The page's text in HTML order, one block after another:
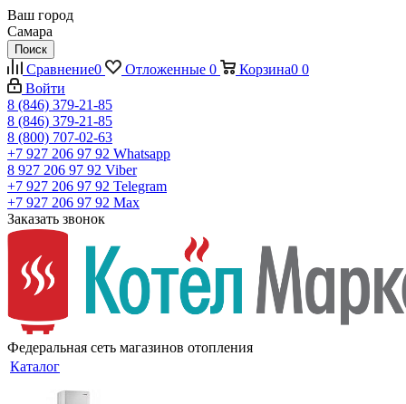
Ваш город
Самара
Поиск
Сравнение0 Отложенные 0 Корзина0 0
Войти
8 (846) 379-21-85
8 (846) 379-21-85
8 (800) 707-02-63
+7 927 206 97 92 Whatsapp
8 927 206 97 92 Viber
+7 927 206 97 92 Telegram
+7 927 206 97 92 Max
Заказать звонок
Федеральная сеть магазинов отопления
Каталог